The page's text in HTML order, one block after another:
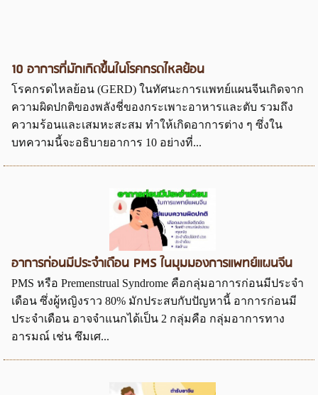
10 อาการที่มักเกิดขึ้นในโรคกรดไหลย้อน
โรคกรดไหลย้อน (GERD) ในทัศนะการแพทย์แผนจีนเกิดจาก
ความผิดปกติของพลังชี่ของกระเพาะอาหารและตับ รวมถึง
ความร้อนและเสมหะสะสม ทำให้เกิดอาการต่าง ๆ ซึ่งใน
บทความนี้จะอธิบายอาการ 10 อย่างที่...
อาการก่อนมีประจำเดือน PMS ในมุมมองการแพทย์แผนจีน
PMS หรือ Premenstrual Syndrome คือกลุ่มอาการก่อนมีประจำ
เดือน ซึ่งผู้หญิงราว 80% มักประสบกับปัญหานี้ อาการก่อนมี
ประจำเดือน อาจจำแนกได้เป็น 2 กลุ่มคือ กลุ่มอาการทาง
อารมณ์ เช่น ซึมเศ...